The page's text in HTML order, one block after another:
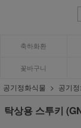
축하화환
꽃바구니
공기정화식물 공기
탁상용 스투키